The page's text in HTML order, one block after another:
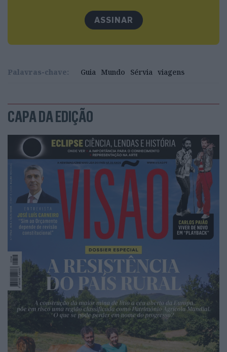
ASSINAR
Palavras-chave: Guia Mundo Sérvia viagens
CAPA DA EDIÇÃO